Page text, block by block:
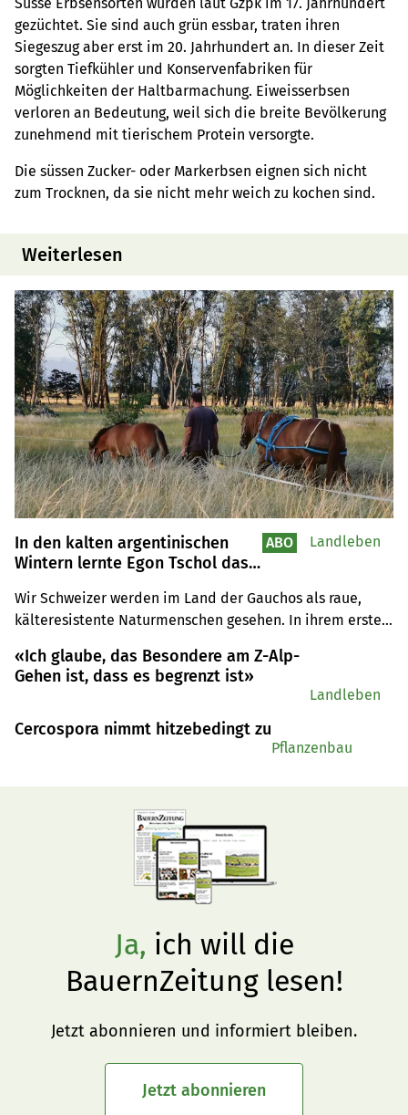
gezüchtet. Sie sind auch grün essbar, traten ihren
Siegeszug aber erst im 20. Jahrhundert an. In dieser Zeit
sorgten Tiefkühler und Konservenfabriken für
Möglichkeiten der Haltbarmachung. Eiweisserbsen
verloren an Bedeutung, weil sich die breite Bevölkerung
zunehmend mit tierischem Protein versorgte.
Die süssen Zucker- oder Markerbsen eignen sich nicht
zum Trocknen, da sie nicht mehr weich zu kochen sind.
Weiterlesen
In den kalten argentinischen
Wintern lernte Egon Tschol das
Wir Schweizer werden im Land der Gauchos als raue,
kälteresistente Naturmenschen gesehen. In ihrem ersten
nicht so ist.
ABO Landleben
«Ich glaube, das Besondere am Z-Alp-
Gehen ist, dass es begrenzt ist»
Landleben
Cercospora nimmt hitzebedingt zu
Pflanzenbau
Ja, ich will die
BauernZeitung lesen!
Jetzt abonnieren und informiert bleiben.
Jetzt abonnieren